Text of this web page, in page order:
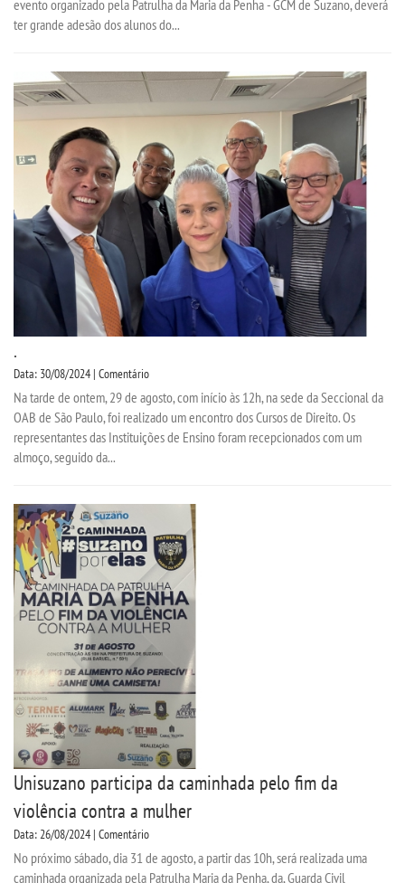
evento organizado pela Patrulha da Maria da Penha - GCM de Suzano, deverá
ter grande adesão dos alunos do...
.
Data: 30/08/2024 | Comentário
Na tarde de ontem, 29 de agosto, com início às 12h, na sede da Seccional da
OAB de São Paulo, foi realizado um encontro dos Cursos de Direito. Os
representantes das Instituições de Ensino foram recepcionados com um
almoço, seguido da...
Unisuzano participa da caminhada pelo fim da
violência contra a mulher
Data: 26/08/2024 | Comentário
No próximo sábado, dia 31 de agosto, a partir das 10h, será realizada uma
caminhada organizada pela Patrulha Maria da Penha, da, Guarda Civil